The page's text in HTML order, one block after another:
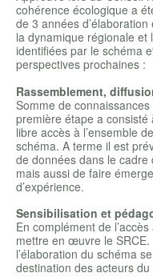
cohérence écologique a
de 3 années
la dynamique régionale
identifiées par le schéma
perspectives prochaines :
Rassemblement,
Somme de
première étape a
libre accès à l’ensemble
schéma. A terme il est
de données dans le cadre
mais aussi de faire
d’expérience.
Sensibilisation et
En complément de
mettre en œuvre le
l’élaboration du schéma
destination des acteurs